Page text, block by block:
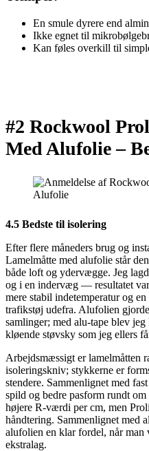
En smule dyrere end
Ikke egnet til
Kan føles overkill til
#2 Rockwool
Med Alufolie –
4.5 Bedste til isolering
Efter flere måneders brug og
Lamelmåtte med alufolie står
både loft og ydervægge. Jeg
og i en indervæg — resultatet
mere stabil indetemperatur og
trafikstøj udefra. Alufolien
samlinger; med alu-tape blev
kløende støvsky som jeg ellers
Arbejdsmæssigt er lamelmåtten
isoleringskniv; stykkerne er
stendere. Sammenlignet med
spild og bedre pasform rundt
højere R-værdi per cm, men
håndtering. Sammenlignet med
alufolien en klar fordel, når man
ekstralag.